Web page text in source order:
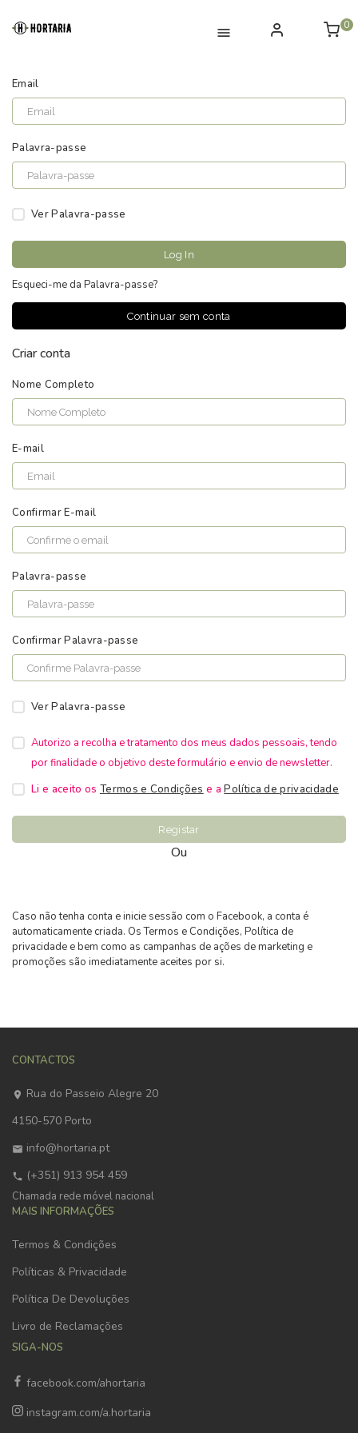
0
Email
Palavra-passe
Ver Palavra-passe
Log In
Esqueci-me da Palavra-passe?
Continuar sem conta
Criar conta
Nome Completo
E-mail
Confirmar E-mail
Palavra-passe
Confirmar Palavra-passe
Ver Palavra-passe
Autorizo a recolha e tratamento dos meus dados pessoais, tendo
por finalidade o objetivo deste formulário e envio de newsletter.
Li e aceito os Termos e Condições e aPolítica de privacidade
Registar
Ou
Caso não tenha conta e inicie sessão com o Facebook, a conta é
automaticamente criada. Os Termos e Condições, Política de
privacidade e bem como as campanhas de ações de marketing e
promoções são imediatamente aceites por si.
CONTACTOS
Rua do Passeio Alegre 20
4150-570 Porto
info@hortaria.pt
(+351) 913 954 459
Chamada rede móvel nacional
MAIS INFORMAÇÕES
Termos & Condições
Políticas & Privacidade
Política De Devoluções
Livro de Reclamações
SIGA-NOS
facebook.com/ahortaria
instagram.com/a.hortaria